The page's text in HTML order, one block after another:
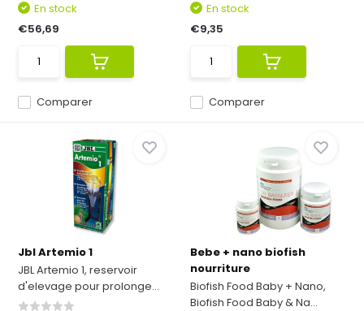
Comparer
En stock
€56,69
Comparer
En stock
€9,35
Jbl Artemio 1
JBL Artemio 1, reservoir
d'elevage pour prolonge...
Bebe + nano biofish
nourriture
Biofish Food Baby + Nano,
Biofish Food Baby & Na...